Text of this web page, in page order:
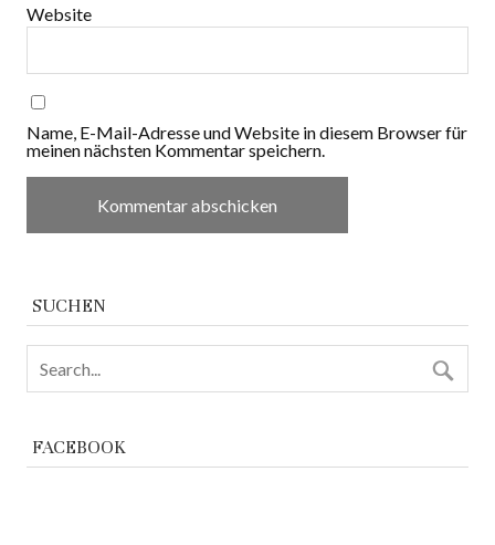
Website
Name, E-Mail-Adresse und Website in diesem Browser für
meinen nächsten Kommentar speichern.
SUCHEN
FACEBOOK